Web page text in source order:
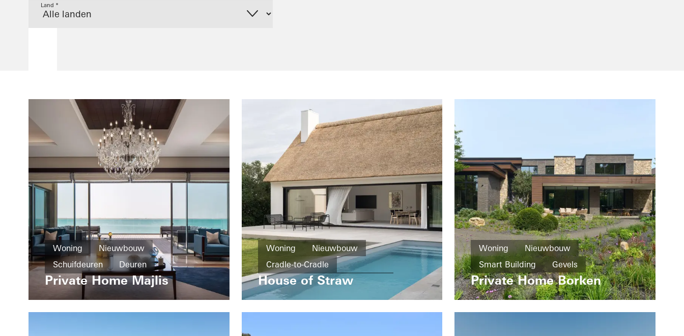
Land *
Woning
Nieuwbouw
Schuifdeuren
Deuren
United Arab Emirates
Private Home Majlis
Woning
Nieuwbouw
Cradle-to-Cradle
Design en esthetiek
Deuren
Sweden
House of Straw
Woning
Nieuwbouw
Smart Building
Gevels
Schuifdeuren
Gebouwautomatisering
Germany
Private Home Borken